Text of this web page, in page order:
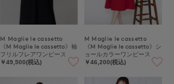
M Maglie le cassetto
《M Maglie le cassetto》袖
フリルフレアワンピース
￥49,500(税込)
M Maglie le cassetto
《M Maglie le cassetto》シ
ョールカラーワンピース
￥46,200(税込)